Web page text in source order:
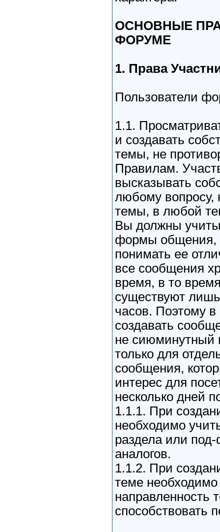
ОСНОВНЫЕ
ФОРУМЕ
1. Права
Пользователи
1.1.
и создавать
темы, не
Правилам.
высказывать
любому вопросу,
темы, в любой
Вы должны
формы общения,
понимать ее
все сообщения
время, в то
существуют
часов. Поэтому
создавать
не сиюминутный
только для
сообщения,
интерес для
несколько дней
1.1.1. При
необходимо
раздела или
аналогов.
1.1.2. При
теме
направленность
способствовать